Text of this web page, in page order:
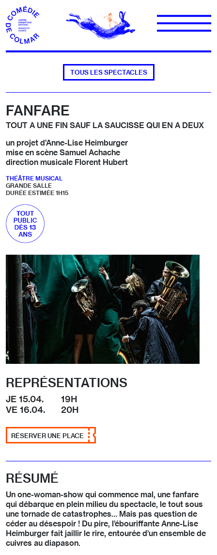
Aller au contenu
TOUS LES SPECTACLES
FANFARE
TOUT A UNE FIN SAUF LA SAUCISSE QUI EN A DEUX
un projet d'Anne-Lise Heimburger
mise en scène Samuel Achache
direction musicale Florent Hubert
THÉÂTRE MUSICAL
GRANDE SALLE
DURÉE ESTIMÉE 1H15
REPRÉSENTATIONS
JE 15.04.
19H
VE 16.04.
20H
RÉSERVER UNE PLACE
RÉSUMÉ
Un one-woman-show qui commence mal, une fanfare
qui débarque en plein milieu du spectacle, le tout sous
une tornade de catastrophes… Mais pas question de
céder au désespoir ! Du pire, l’ébouriffante Anne-Lise
Heimburger fait jaillir le rire, entourée d’un ensemble de
cuivres au diapason.